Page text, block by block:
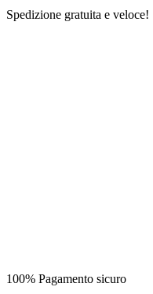
Spedizione gratuita e veloce!
100% Pagamento sicuro